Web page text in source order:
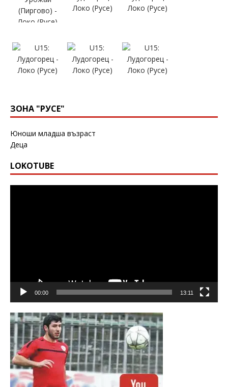
ЗОНА "РУСЕ"
Юноши младша възраст
Деца
LOKOTUBE
00:00 13:11